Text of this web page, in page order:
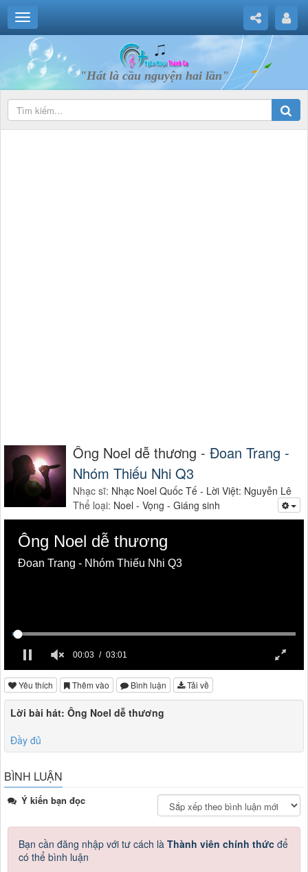
"Hát là cầu nguyện hai lần"
Ông Noel dễ thương - Đoan Trang -
Nhóm Thiếu Nhi Q3
Nhạc sĩ: Nhạc Noel Quốc Tế - Lời Việt: Nguyễn Lê
Thể loại: Noel - Vọng - Giáng sinh
Ông Noel dễ thương
Đoan Trang - Nhóm Thiếu Nhi Q3
00:03 03:01
Yêu thích Thêm vào Bình luận Tải về
Lời bài hát: Ông Noel dễ thương
Đầy đủ
BÌNH LUẬN
Ý kiến bạn đọc
Bạn cần đăng nhập với tư cách là Thành viên chính thức để
có thể bình luận